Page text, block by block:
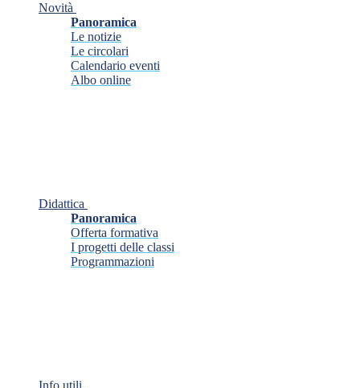
Novità
Panoramica
Le notizie
Le circolari
Calendario eventi
Albo online
Didattica
Panoramica
Offerta formativa
I progetti delle classi
Programmazioni